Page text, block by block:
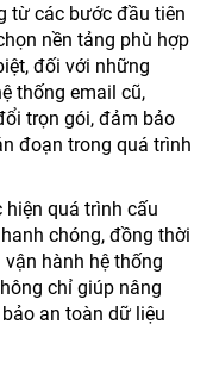
từ các bước đầu tiên
nền tảng phù hợp
đối với những
thống email cũ,
trọn gói, đảm bảo
đoạn trong quá trình
hiện quá trình cấu
chóng, đồng thời
hành hệ thống
chỉ giúp nâng
an toàn dữ liệu